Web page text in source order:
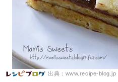
出典：www.recipe-blog.jp